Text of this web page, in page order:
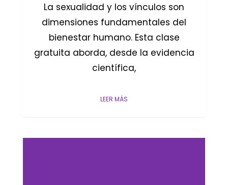
La sexualidad y los vínculos son
dimensiones fundamentales del
bienestar humano. Esta clase
gratuita aborda, desde la evidencia
científica,
LEER MÁS